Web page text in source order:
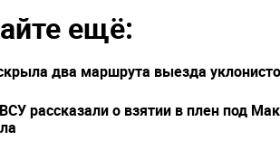
ещё:
два маршрута выезда
рассказали о взятии в плен под